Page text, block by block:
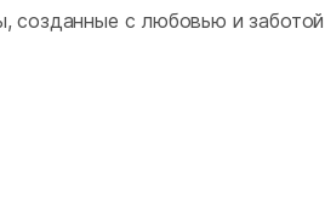
созданные с любовью и